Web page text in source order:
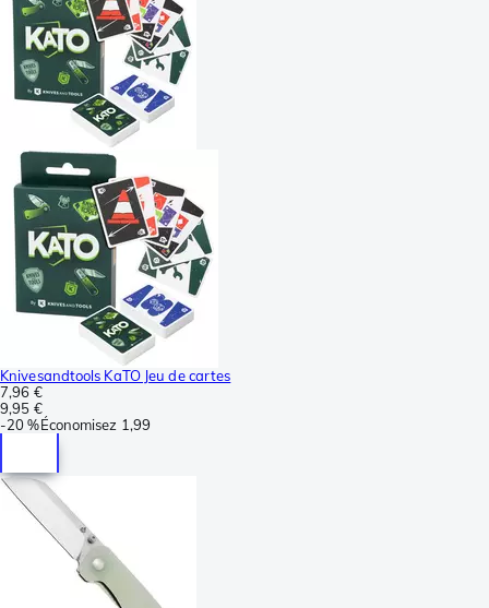
Knivesandtools KaTO Jeu de cartes
7,96 €
9,95 €
-20 %Économisez 1,99